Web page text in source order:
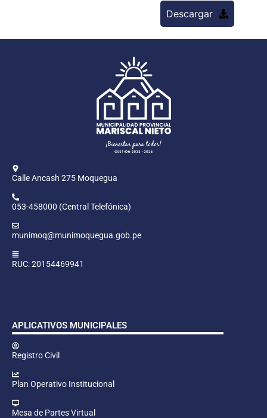
Descargar
Calle Ancash 275 Moquegua
053-458000 (Central Telefónica)
munimoq@munimoquegua.gob.pe
RUC: 20154469941
APLICATIVOS MUNICIPALES
Registro Civil
Plan Operativo Institucional
Mesa de Partes Virtual